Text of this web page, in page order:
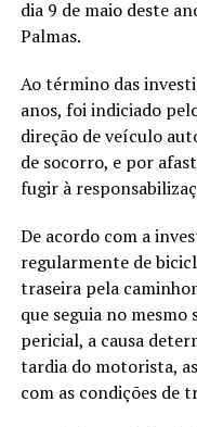
dia 9 de maio deste
Palmas.
Ao término das
anos, foi indiciado
direção de veículo
de socorro, e por
fugir à
De acordo com a
regularmente de
traseira pela
que seguia no
pericial, a causa
tardia do motorista,
com as condições de